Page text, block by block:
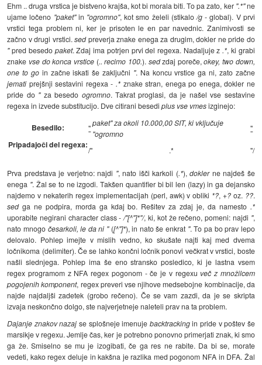
Ehm .. druga vrstica je bistveno krajša, kot bi morala biti. To pa zato, ker ".*"ne
ujame ločeno "paket"in "ogromno", kot smo želeli (stikalo /g- global). V prvi
vrstici tega problem ni, ker je prisoten le en par navednic. Zanimivosti se
začno v drugi vrstici.sedpreverja znake enega za drugim, dokler ne pride do
"pred besedo paket. Zdaj ima potrjen prvi del regexa. Nadaljuje z .*, ki grabi
znake vse do konca vrstice(.. recimo 100.). sedzdaj poreče,okey, two down,
one to goin začne iskati še zaključni ". Na koncu vrstice ga ni, zato začne
jemati prejšnji sestavini regexa - .*znake stran, enega po enega, dokler ne
pride do "za besedo ogromno. Takrat proglasi, da je našel vse sestavine
regexa in izvede substitucijo. Dve citirani besediplus vse vmesizginejo:
Besedilo: "
paket" za okoli 10.000,00 SIT, ki vključuje
"ogromno
"
Pripadajoči del regexa:
/" .* "/
Prva predstava je verjetno: najdi ", nato išči karkoli (.*),doklerne najdeš še
enega ". Žal se to ne izgodi. Takšen quantifier bi bil len (lazy) in ga dejansko
najdemo v nekaterih regex implementacijah (perl, awk) v obliki *?, +?oz. ??.
sedga ne podpira, morda ga kdaj bo. Rešitev za zdaj je, da namesto .*
uporabite negirani character class -/"[^"]*"/, ki, kot že rečeno, pomeni: najdi ",
nato mnogo česarkoli, le da ni "([^"]*), in nato še enkrat ". To pa bo prav lepo
delovalo. Pohlep imejte v mislih vedno, ko skušate najti kaj med dvema
ločnikoma (delimiter). Če se lahko končni ločnik ponovi večkrat v vrstici, boste
našli slednjega. Pohlep ima še eno stransko posledico, ki je lastna vsem
regex programom z NFA regex pogonom - če je v regexu več z množilcem
pogojenih komponent, regex preveri vse njihove medsebojne kombinacije, da
najde najdaljši zadetek (grobo rečeno). Če se vam zazdi, da je se skripta
izvaja neskončno dolgo, ste najverjetneje naleteli prav na ta problem.
Dajanje znakov nazaj se splošneje imenuje backtrackingin pride v poštev še
marsikje v regexu. Jemlje čas, ker je potrebno ponovno primerjati znak, ki smo
ga že. Smiselno se mu je izogibati, če ga res ne rabite. Da bi se, morate
vedeti, kako regex deluje in kakšna je razlika med pogonom NFA in DFA. Žal